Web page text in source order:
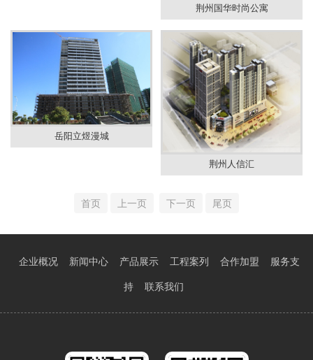
荆州国华时尚公寓
岳阳立煜漫城
荆州人信汇
首页 上一页 下一页 尾页
企业概况 新闻中心 产品展示 工程案列 合作加盟
服务支
持
联系我们